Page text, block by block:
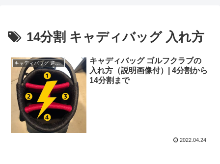
14分割 キャディバッグ 入れ方
キャディバッグ 選び方
キャディバッグ ゴルフクラブの
入れ方（説明画像付）| 4分割から
14分割まで
2022.04.24